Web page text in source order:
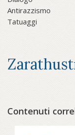
Antirazzismo
Tatuaggi
Contenuti